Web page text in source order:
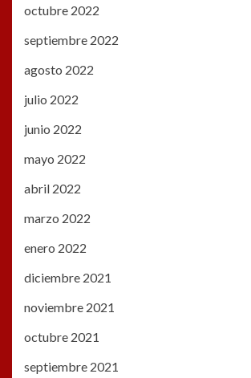
octubre 2022
septiembre 2022
agosto 2022
julio 2022
junio 2022
mayo 2022
abril 2022
marzo 2022
enero 2022
diciembre 2021
noviembre 2021
octubre 2021
septiembre 2021